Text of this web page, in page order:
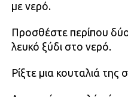
με νερό.
Προσθέστε περίπου
λευκό ξύδι στο νερό.
Ρίξτε μια κουταλιά της